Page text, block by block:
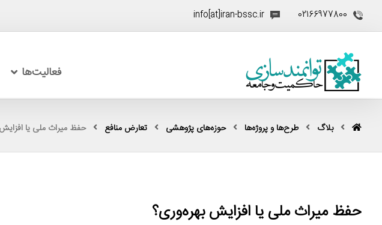
02166977800
info[at]iran-bssc.ir
فعالیت‌ها
بلاگ طرح‌ها و پروژه‌ها حوزه‌های پژوهشی تعارض منافع حفظ میراث ملی یا
حفظ میراث ملی یا افزایش بهره‌وری؟